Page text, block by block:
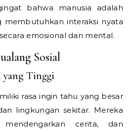
bahwa manusia adalah
membutuhkan interaksi nyata
emosional dan mental.
Sosial
yang Tinggi
rasa ingin tahu yang besar
lingkungan sekitar. Mereka
mendengarkan cerita, dan